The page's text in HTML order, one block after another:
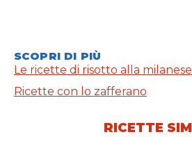
SCOPRI DI PIÙ
Le ricette di risotto alla milanese
Ricette con lo zafferano
RICETTE